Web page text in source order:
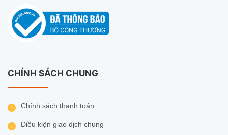
CHÍNH SÁCH CHUNG
Chính sách thanh toán
Điều kiện giao dịch chung